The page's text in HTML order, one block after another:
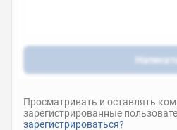
Просматривать и оставлять
зарегистрированные
зарегистрироваться?